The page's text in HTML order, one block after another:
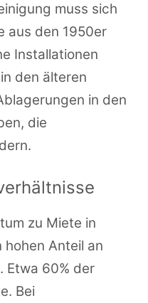
muss sich
aus den 1950er
Installationen
den älteren
in den
die
zu Miete in
Anteil an
Etwa 60% der
Bei